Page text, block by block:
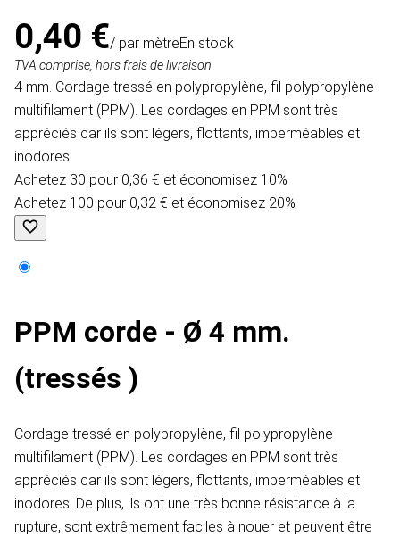
0,40 €/ par mètreEn stock
TVA comprise, hors frais de livraison
4 mm. Cordage tressé en polypropylène, fil polypropylène
multifilament (PPM). Les cordages en PPM sont très
appréciés car ils sont légers, flottants, imperméables et
inodores.
Achetez 30 pour 0,36 € et économisez 10%
Achetez 100 pour 0,32 € et économisez 20%
PPM corde - Ø 4 mm.
(tressés )
Cordage tressé en polypropylène, fil polypropylène
multifilament (PPM). Les cordages en PPM sont très
appréciés car ils sont légers, flottants, imperméables et
inodores. De plus, ils ont une très bonne résistance à la
rupture, sont extrêmement faciles à nouer et peuvent être